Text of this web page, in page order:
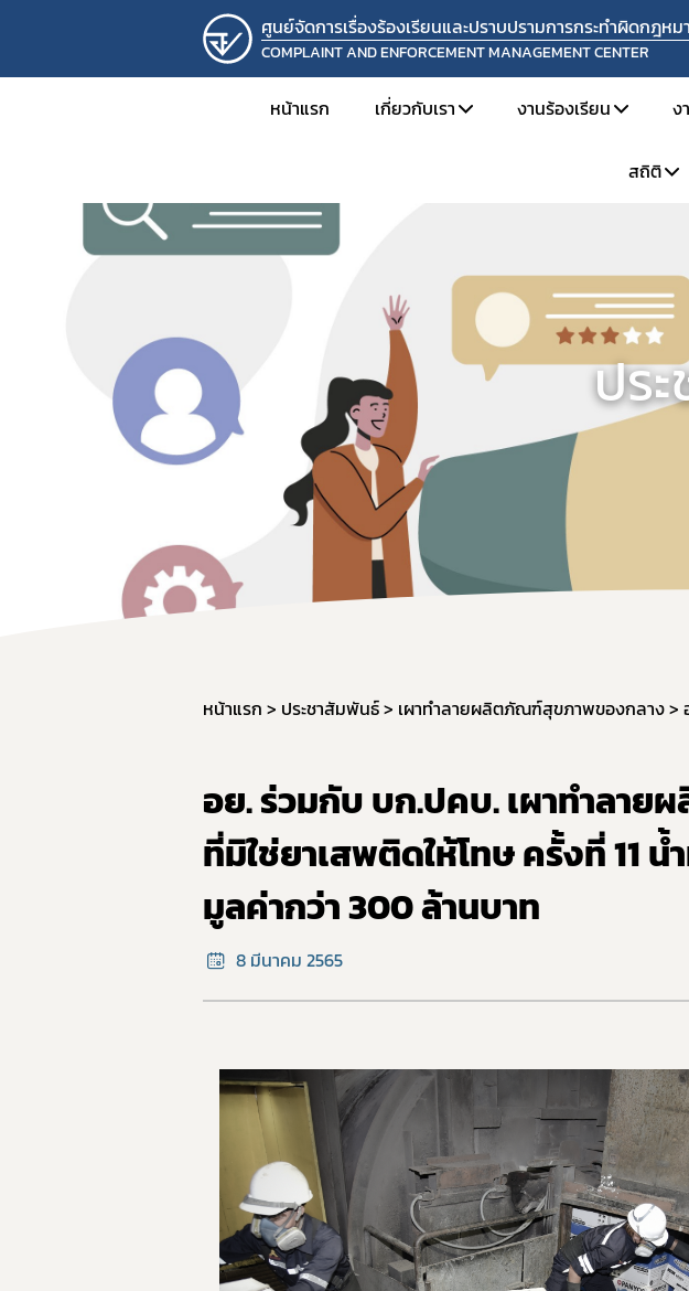
ศูนย์จัดการเรื่องร้องเรียนและปราบปรามการกระทำผิดกฎ
COMPLAINT AND ENFORCEMENT MANAGEMENT CENTER
หน้าแรก เกี่ยวกับเรา
ความเป็นมาและหน้าที่ความรับผิดชอบ
วิสัยทัศน์และค่านิยม
ติดต่อเรา
งานร้องเรียน
ช่องทางการร้องเรียน
ขั้นตอนการร้องเรียน
แบบฟอร์มที่เกี่ยวข้อง
ติดตามสถานะเรื่อ
แจ้งแนวทางปฏิบั
ง
สถิติ
ส
สถิ
สถิ
ปร
หน้าแรก ประชาสัมพันธ์ เผาทำลายผลิตภัณฑ์สุขภาพของกลาง
อย. ร่วมกับ บก.ปคบ. เผาทำลา
ที่มิใช่ยาเสพติดให้โทษ ครั้งที่ 11
มูลค่ากว่า 300 ล้านบาท
8 มีนาคม 2565